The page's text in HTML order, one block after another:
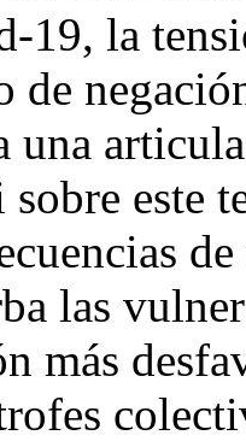
19, la
de
una
sobre este
las
más